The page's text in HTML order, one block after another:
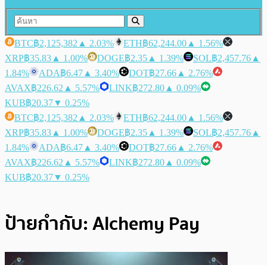
BTC฿2,125,382 ▲ 2.03% ETH฿62,244.00 ▲ 1.56%
XRP฿35.83 ▲ 1.00% DOGE฿2.35 ▲ 1.39% SOL฿2,457.76 ▲
1.84%
ADA฿6.47 ▲ 3.40% DOT฿27.66 ▲ 2.76%
AVAX฿226.62 ▲ 5.57% LINK฿272.80 ▲ 0.09%
KUB฿20.37▼ 0.25%
BTC฿2,125,382 ▲ 2.03% ETH฿62,244.00 ▲ 1.56%
XRP฿35.83 ▲ 1.00% DOGE฿2.35 ▲ 1.39% SOL฿2,457.76 ▲
1.84%
ADA฿6.47 ▲ 3.40% DOT฿27.66 ▲ 2.76%
AVAX฿226.62 ▲ 5.57% LINK฿272.80 ▲ 0.09%
KUB฿20.37▼ 0.25%
ป้ายกำกับ:Alchemy Pay